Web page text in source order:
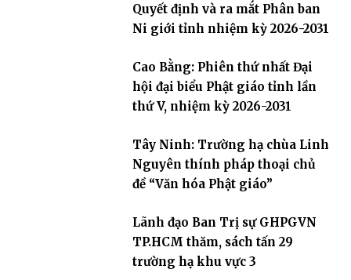
Quyết định và ra mắt Phân ban
Ni giới tỉnh nhiệm kỳ 2026-2031
Cao Bằng: Phiên thứ nhất Đại
hội đại biểu Phật giáo tỉnh lần
thứ V, nhiệm kỳ 2026-2031
Tây Ninh: Trường hạ chùa Linh
Nguyên thính pháp thoại chủ
đề “Văn hóa Phật giáo”
Lãnh đạo Ban Trị sự GHPGVN
TP.HCM thăm, sách tấn 29
trường hạ khu vực 3